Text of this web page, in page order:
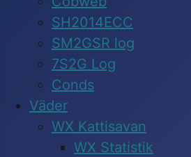
SH2014ECC
SM2GSR log
7S2G Log
Conds
Väder
WX Kattisavan
WX Statistik